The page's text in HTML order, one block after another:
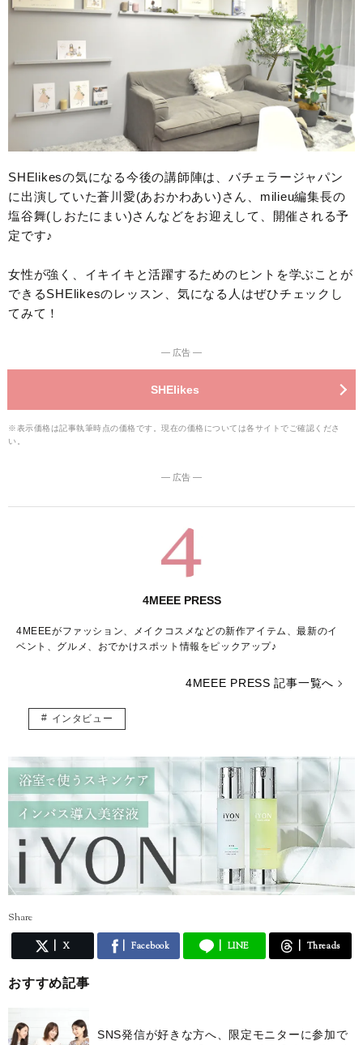
SHElikesの気になる今後の講師陣は、バチェラージャパン
に出演していた蒼川愛(あおかわあい)さん、milieu編集長の
塩谷舞(しおたにまい)さんなどをお迎えして、開催される予
定です♪
女性が強く、イキイキと活躍するためのヒントを学ぶことが
できるSHElikesのレッスン、気になる人はぜひチェックし
てみて！
― 広告 ―
SHElikes
※表示価格は記事執筆時点の価格です。現在の価格については各サイトでご確認くださ
い。
― 広告 ―
4MEEE PRESS
4MEEEがファッション、メイクコスメなどの新作アイテム、最新のイ
ベント、グルメ、おでかけスポット情報をピックアップ♪
4MEEE PRESS 記事一覧へ
インタビュー
Share
X Facebook LINE Threads
おすすめ記事
SNS発信が好きな方へ、限定モニターに参加で